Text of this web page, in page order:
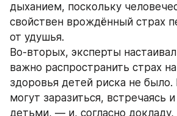
дыханием, поскольку
свойствен врождённый страх
от удушья.
Во-вторых, эксперты
важно распространить страх
здоровья детей риска не
могут заразиться, встречаясь
детьми, — и, согласно